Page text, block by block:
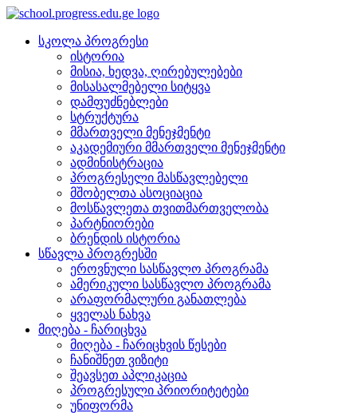
სკოლა პროგრესი
ისტორია
მისია, ხედვა, ღირებულებები
მისასალმებელი სიტყვა
დამფუძნებლები
სტრუქტურა
მმართველი მენეჯმენტი
აკადემიური მმართველი მენეჯმენტი
ადმინისტრაცია
პროგრესელი მასწავლებელი
მშობელთა ასოციაცია
მოსწავლეთა თვითმართველობა
პარტნიორები
ბრენდის ისტორია
სწავლა პროგრესში
ეროვნული სასწავლო პროგრამა
ამერიკული სასწავლო პროგრამა
არაფორმალური განათლება
ყველას ნახვა
მიღება - ჩარიცხვა
მიღება - ჩარიცხვის წესები
ჩანიშნეთ ვიზიტი
შეავსეთ აპლიკაცია
პროგრესული პრიორიტეტები
უნიფორმა